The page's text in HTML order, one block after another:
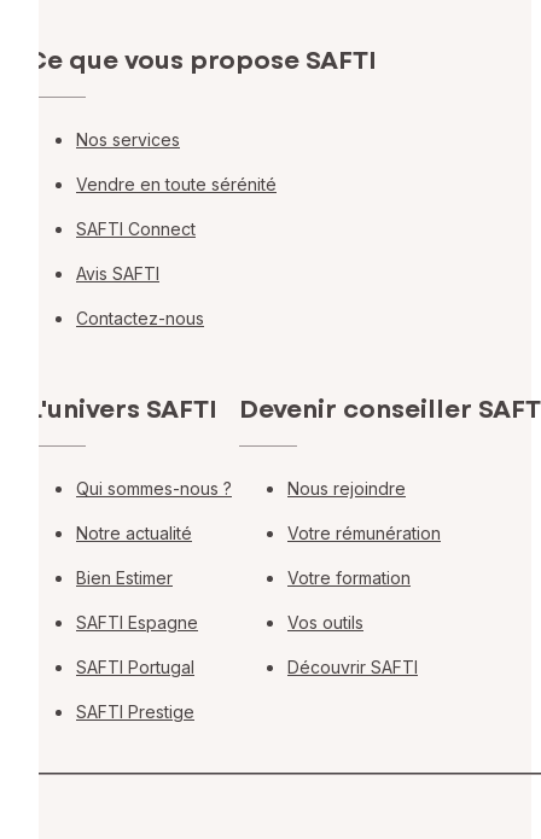
Ce que vous propose SAFTI
Nos services
Vendre en toute sérénité
SAFTI Connect
Avis SAFTI
Contactez-nous
L'univers SAFTI
Qui sommes-nous ?
Notre actualité
Bien Estimer
SAFTI Espagne
SAFTI Portugal
SAFTI Prestige
Devenir conseiller
Nous rejoindre
Votre rémunération
Votre formation
Vos outils
Découvrir SAFTI